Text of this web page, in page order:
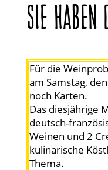
SIE HABEN
ZU
HEUTE.
Bezaubernd,
Für die
am Samstag,
noch Karten.
Das diesjährige
deutsch-
Weinen und 2
kulinarische
Thema.